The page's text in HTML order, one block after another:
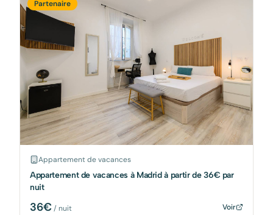
Partenaire
Appartement de vacances
Appartement de vacances à Madrid à partir de 36€ par
nuit
36€/ nuit Voir